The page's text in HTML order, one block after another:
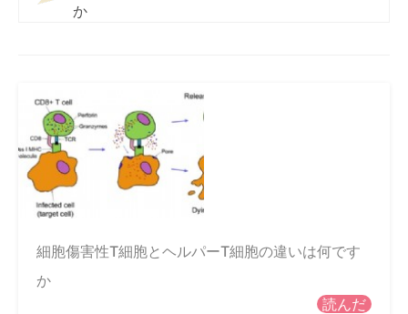
か
細胞傷害性T細胞とヘルパーT細胞の違いは何です
か
読んだ